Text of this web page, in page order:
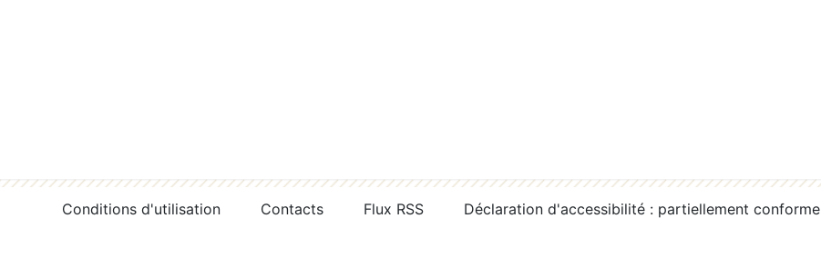
Conditions d'utilisation Contacts Flux RSS Déclaration d'accessibilité : partiellement conforme